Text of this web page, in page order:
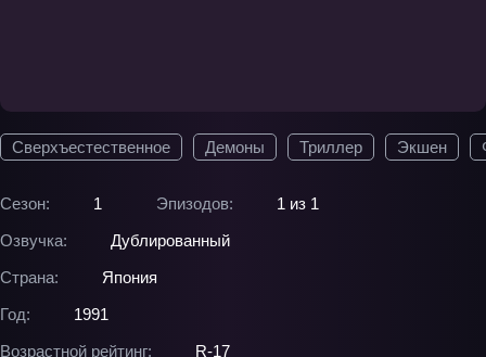
Сверхъестественное Демоны Триллер Экшен
Сезон: 1 Эпизодов:
1 из 1
Озвучка:
Дублированный
Страна:
Япония
Год:
1991
Возрастной рейтинг:
R-17